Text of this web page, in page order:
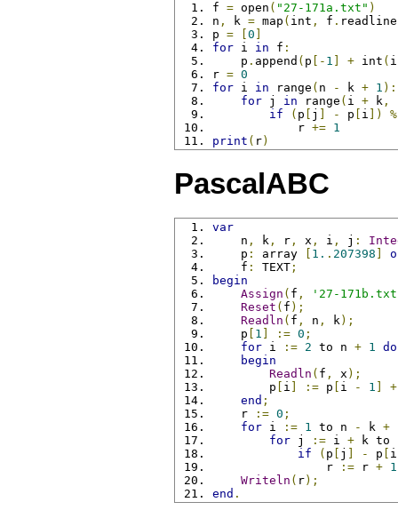
f = open ( "27-171a.txt" )
n , k = map ( int , f . readline
p = 0
for i in f :
    p
. append ( p [- 1 + int ( i
r = 0
for i in range ( n - k + 1 ):
for j in range ( i + k ,
if
( p j - p i ])
%
            r
+= 1
print ( r)
PascalABC
var
    n
, k , r , x , i , j :
    p
: array [ 1. . 207398 ]
    f
: TEXT ;
begin
Assign ( f ,
'27-
Reset ( f );
Readln ( f , n , k );
    p
[ 1 ] := 0 ;
for i := 2 to n + 1
do
begin
Readln ( f , x );
        p
[ i ] := p [ i - 1 ] +
end ;
    r
:= 0 ;
for i := 1 to n - k +
for j := i + k to
if
( p [ j ] - p [ i
                r
:= r + 1
Writeln ( r);
end .